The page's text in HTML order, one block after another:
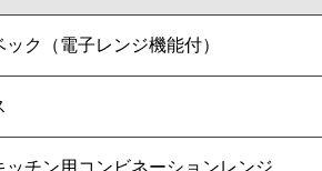
ク（電子レンジ機能付）